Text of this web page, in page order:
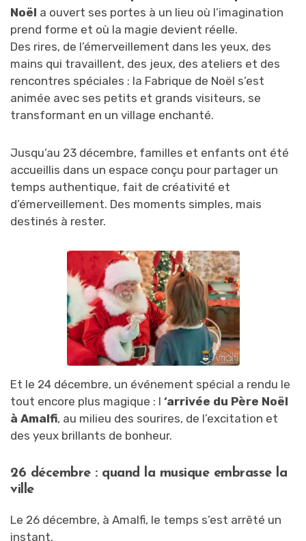
Noël a ouvert ses portes à un lieu où l’imagination
prend forme et où la magie devient réelle.
Des rires, de l’émerveillement dans les yeux, des
mains qui travaillent, des jeux, des ateliers et des
rencontres spéciales : la Fabrique de Noël s’est
animée avec ses petits et grands visiteurs, se
transformant en un village enchanté.
Jusqu’au 23 décembre, familles et enfants ont été
accueillis dans un espace conçu pour partager un
temps authentique, fait de créativité et
d’émerveillement. Des moments simples, mais
destinés à rester.
Et le 24 décembre, un événement spécial a rendu le
tout encore plus magique : l ‘arrivée du Père Noël
à Amalfi, au milieu des sourires, de l’excitation et
des yeux brillants de bonheur.
26 décembre : quand la musique embrasse la
ville
Le 26 décembre, à Amalfi, le temps s’est arrêté un
instant.